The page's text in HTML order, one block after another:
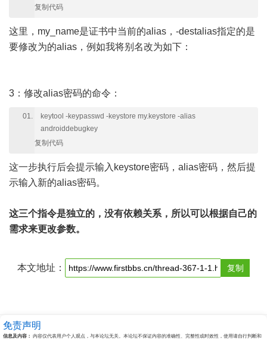
复制代码
这里，my_name是证书中当前的alias，-destalias指定的是
要修改为的alias，例如我将别名改为如下：
3：修改alias密码的命令：
keytool -keypasswd -keystore my.keystore -alias
androiddebugkey
复制代码
这一步执行后会提示输入keystore密码，alias密码，然后提
示输入新的alias密码。
这三个指令是独立的，没有依赖关系，所以可以根据自己的
需求来更改参数。
本文地址： 复制
免责声明
信息及内容： 内容仅代表用户个人观点，与本论坛无关。本论坛不保证内容的准确性、完整性或时效性，使用请自行判断和